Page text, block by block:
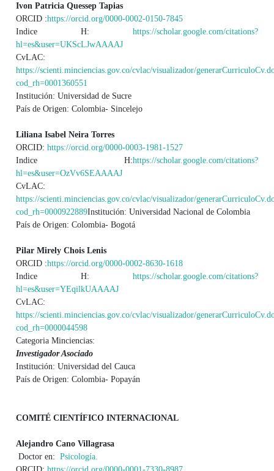
Ivon Patricia Quessep Tapias
ORCID :https://orcid.org/0000-0002-0150-7845
Indice H: https://scholar.google.com/citations?
hl=es&user=UKScLJwAAAAJ
CvLAC:
https://scienti.minciencias.gov.co/cvlac/visualizador/
cod_rh=0001360551
Institución: Universidad de Sucre
País de Origen: Colombia- Sincelejo
Liliana Isabel Neira Torres
ORCID:https://orcid.org/0000-0003-1981-1527
Indice H:https://scholar.google.com/citations?
hl=es&user=OzVv6SEAAAAJ
CvLAC:
https://scienti.minciencias.gov.co/cvlac/visualizador/
cod_rh=0000922889Institución: Universidad Nacional de Colombia
País de Origen: Colombia- Bogotá
Pilar Mirely Chois Lenis
ORCID :https://orcid.org/0000-0002-8630-1618
Indice H: https://scholar.google.com/citations?
hl=es&user=YEqilkUAAAAJ
CvLAC:
https://scienti.minciencias.gov.co/cvlac/visualizador/
cod_rh=0000044598
Categoria Minciencias:
Investigador Asociado
Institución: Universidad del Cauca
País de Origen: Colombia- Popayán
COMITÉ CIENTÍFICO INTERNACIONAL
Alejandro Cano Villagrasa
Doctor en:Psicología.